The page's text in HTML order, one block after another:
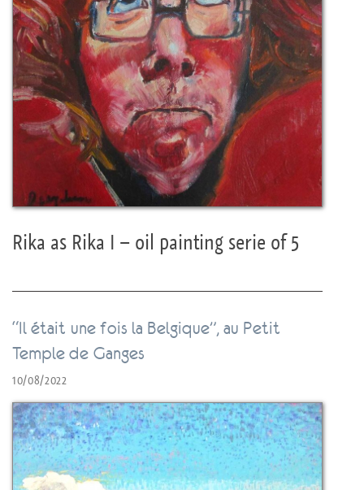
Rika as Rika I – oil painting serie of 5
“Il était une fois la Belgique”, au Petit
Temple de Ganges
10/08/2022